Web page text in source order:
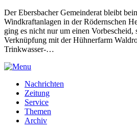
Der Ebersbacher Gemeinderat bleibt
Windkraftanlagen in der Rödernschen
ging es nicht nur um einen Vorbescheid,
Verknüpfung mit der Hühnerfarm
Trinkwasser-…
Nachrichten
Zeitung
Service
Themen
Archiv